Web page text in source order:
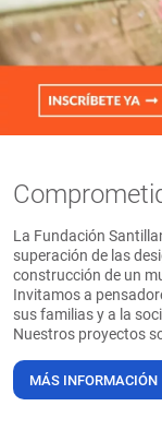
La Fundación
superación de las
construcción de un
Invitamos a
sus familias y a la
Nuestros proyectos
MÁS INFORMACIÓN